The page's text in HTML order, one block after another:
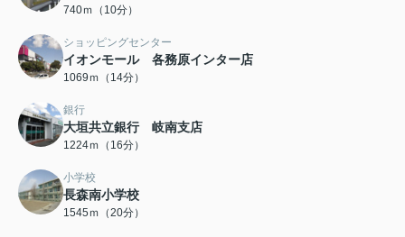
740ｍ（10分）
ショッピングセンター
イオンモール 各務原インター店
1069ｍ（14分）
銀行
大垣共立銀行 岐南支店
1224ｍ（16分）
小学校
長森南小学校
1545ｍ（20分）